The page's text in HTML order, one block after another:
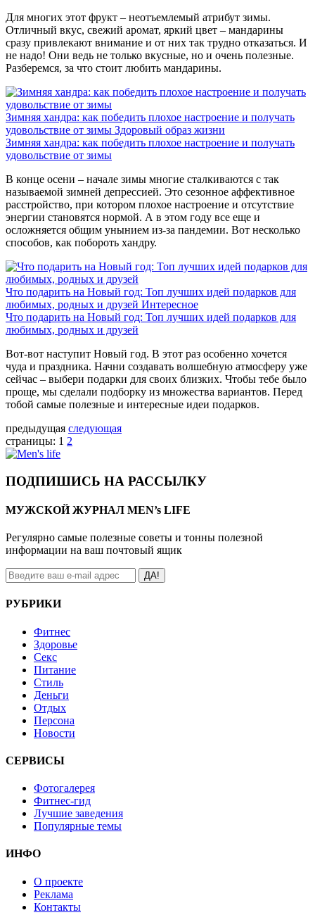
Для многих этот фрукт – неотъемлемый атрибут зимы.
Отличный вкус, свежий аромат, яркий цвет – мандарины
сразу привлекают внимание и от них так трудно отказаться. И
не надо! Они ведь не только вкусные, но и очень полезные.
Разберемся, за что стоит любить мандарины.
Зимняя хандра: как победить плохое настроение и получать
удовольствие от зимы Здоровый образ жизни
Зимняя хандра: как победить плохое настроение и получать
удовольствие от зимы
В конце осени – начале зимы многие сталкиваются с так
называемой зимней депрессией. Это сезонное аффективное
расстройство, при котором плохое настроение и отсутствие
энергии становятся нормой. А в этом году все еще и
осложняется общим унынием из-за пандемии. Вот несколько
способов, как побороть хандру.
Что подарить на Новый год: Топ лучших идей подарков для
любимых, родных и друзей Интересное
Что подарить на Новый год: Топ лучших идей подарков для
любимых, родных и друзей
Вот-вот наступит Новый год. В этот раз особенно хочется
чуда и праздника. Начни создавать волшебную атмосферу уже
сейчас – выбери подарки для своих близких. Чтобы тебе было
проще, мы сделали подборку из множества вариантов. Перед
тобой самые полезные и интересные идеи подарков.
предыдущая следующая
страницы: 1 2
ПОДПИШИСЬ НА РАССЫЛКУ
МУЖСКОЙ ЖУРНАЛ MEN’s LIFE
Регулярно самые полезные советы и тонны полезной
информации на ваш почтовый ящик
ДА!
РУБРИКИ
Фитнес
Здоровье
Секс
Питание
Стиль
Деньги
Отдых
Персона
Новости
СЕРВИСЫ
Фотогалерея
Фитнес-гид
Лучшие заведения
Популярные темы
ИНФО
О проекте
Реклама
Контакты